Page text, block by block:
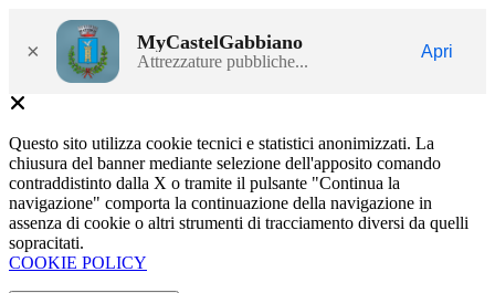
× MyCastelGabbiano
Attrezzature pubbliche...
Apri
Questo sito utilizza cookie tecnici e statistici anonimizzati. La
chiusura del banner mediante selezione dell'apposito comando
contraddistinto dalla X o tramite il pulsante "Continua la
navigazione" comporta la continuazione della navigazione in
assenza di cookie o altri strumenti di tracciamento diversi da quelli
sopracitati.
COOKIE POLICY